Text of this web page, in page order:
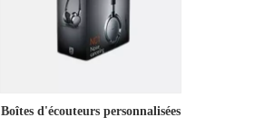
Boîtes d'écouteurs personnalisées